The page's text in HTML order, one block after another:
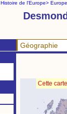
Histoire de l'Europe>
Géographie
Cette